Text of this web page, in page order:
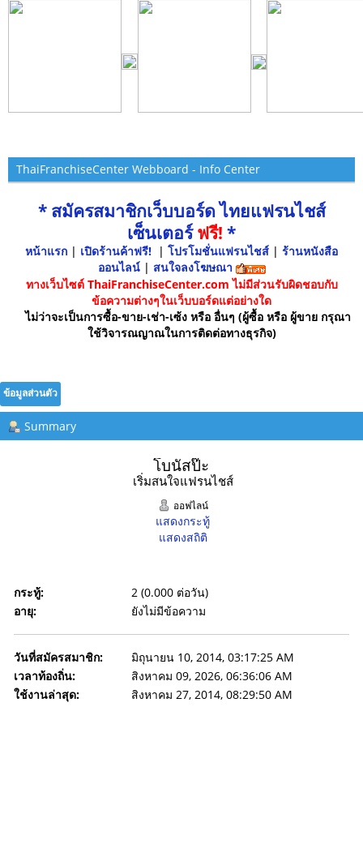
ThaiFranchiseCenter Webboard - Info Center
* สมัครสมาชิกเว็บบอร์ด ไทยแฟรนไชส์
เซ็นเตอร์ฟรี! *
หน้าแรก | เปิดร้านค้าฟรี! | โปรโมชั่นแฟรนไชส์ | ร้านหนังสือ
ออนไลน์ | สนใจลงโฆษณา
ทางเว็บไซต์ ThaiFranchiseCenter.com ไม่มีส่วนรับผิดชอบกับ
ข้อความต่างๆในเว็บบอร์ดแต่อย่างใด
ไม่ว่าจะเป็นการซื้อ-ขาย-เช่า-เซ้ง หรือ อื่นๆ (ผู้ซื้อ หรือ ผู้ขาย กรุณา
ใช้วิจารณญาณในการติดต่อทางธุรกิจ)
ข้อมูลส่วนตัว
Summary
โบนัสป๊ะ
เริ่มสนใจแฟรนไชส์
ออฟไลน์
แสดงกระทู้
แสดงสถิติ
กระทู้:
2 (0.000 ต่อวัน)
อายุ:
ยังไม่มีข้อความ
วันที่สมัครสมาชิก:
มิถุนายน 10, 2014, 03:17:25 AM
เวลาท้องถิ่น:
สิงหาคม 09, 2026, 06:36:06 AM
ใช้งานล่าสุด:
สิงหาคม 27, 2014, 08:29:50 AM